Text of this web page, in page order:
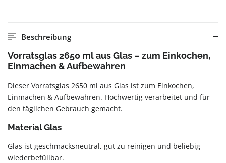
Beschreibung
Vorratsglas 2650 ml aus Glas – zum Einkochen,
Einmachen & Aufbewahren
Dieser Vorratsglas 2650 ml aus Glas ist zum Einkochen,
Einmachen & Aufbewahren. Hochwertig verarbeitet und für
den täglichen Gebrauch gemacht.
Material Glas
Glas ist geschmacksneutral, gut zu reinigen und beliebig
wiederbefüllbar.